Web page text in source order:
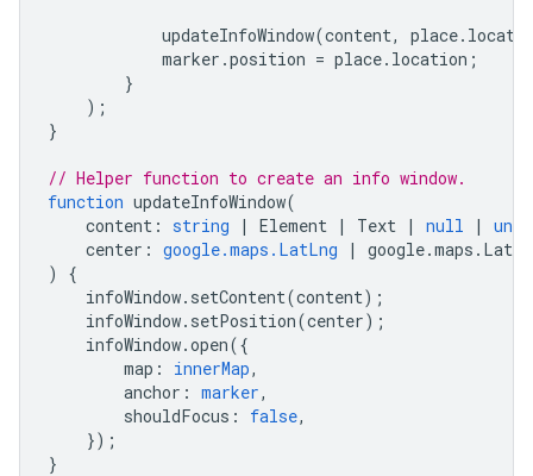
updateInfoWindow(content, place.
marker .position = place. location ;
}
);
}
// Helper function to create an info window.
function updateInfoWindow(
content : string | Element | Text | null |
center : google.maps.LatLng | google.maps .
)
{
infoWindow. setContent(content);
infoWindow. setPosition(center);
infoWindow.open({
map : innerMap,
anchor : marker,
shouldFocus : false,
});
}